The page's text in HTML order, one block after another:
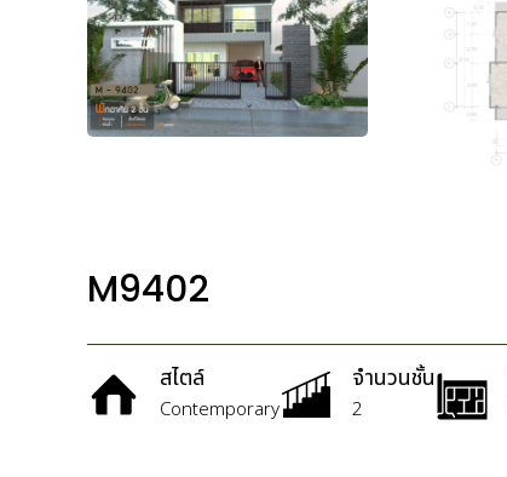
M9402
สไตล์
Contemporary
จำนวนชั้น
2